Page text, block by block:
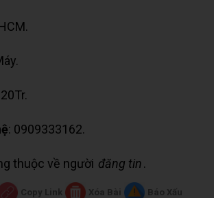
: 0909333162.
thuộc về người đăng tin.
Copy Link Xóa Bài Báo Xấu